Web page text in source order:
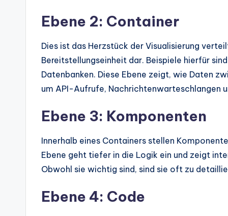
Ebene 2: Container
Dies ist das Herzstück der Visualisierung
Bereitstellungseinheit dar. Beispiele hierfür
Datenbanken. Diese Ebene zeigt, wie Daten
um API-Aufrufe, Nachrichtenwarteschlangen
Ebene 3: Komponenten
Innerhalb eines Containers stellen
Ebene geht tiefer in die Logik ein und zeigt
Obwohl sie wichtig sind, sind sie oft zu
Ebene 4: Code